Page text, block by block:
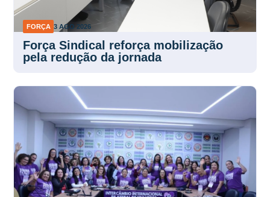
FORÇA 3 AGO 2026
Força Sindical reforça mobilização
pela redução da jornada